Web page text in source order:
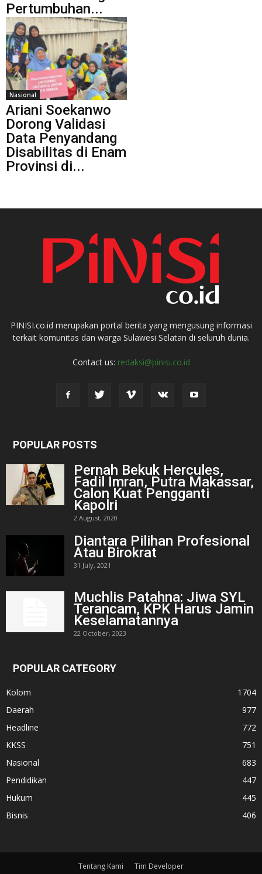
Pertumbuhan...
Nasional
Ariani Soekanwo
Dorong Validasi
Data Penyandang
Disabilitas di Enam
Provinsi di...
PINISI.co.id merupakan portal berita yang mengusung informasi
terkait komunitas dan warga Sulawesi Selatan di seluruh dunia.
Contact us: redaksi@pinisi.co.id
POPULAR POSTS
Pernah Bekuk Hercules,
Fadil Imran, Putra Makassar,
Calon Kuat Pengganti
Kapolri
2 August, 2020
Diantara Pilihan Profesional
Atau Birokrat
31 July, 2021
Muchlis Patahna: Jiwa SYL
Terancam, KPK Harus Jamin
Keselamatannya
22 October, 2023
POPULAR CATEGORY
Kolom
1704
Daerah
977
Headline
772
KKSS
751
Nasional
683
Pendidikan
447
Hukum
445
Bisnis
406
Tentang Kami Tim Developer